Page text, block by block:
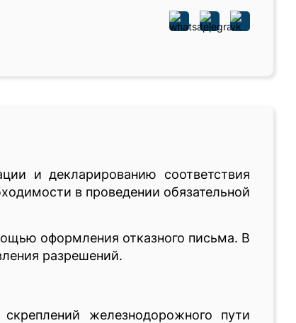
и декларированию соответствия
в проведении обязательной
оформления отказного письма. В
разрешений.
железнодорожного пути